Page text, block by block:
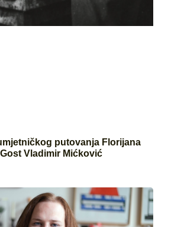
putovanja Florijana
Vladimir Mićković